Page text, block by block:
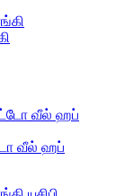
வீல் ஹப்